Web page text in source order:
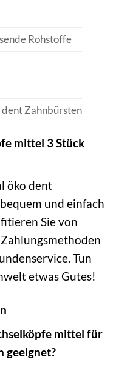
Rohstoffe
Zahnbürsten
mittel 3 Stück
öko dent
und einfach
Sie von
Tun
etwas Gutes!
mittel für
geeignet?